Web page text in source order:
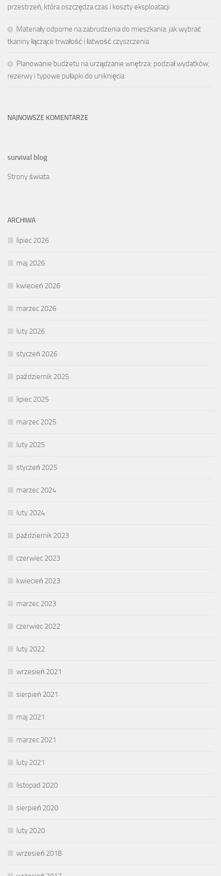
przestrzeń, która oszczędza czas i koszty eksploatacji
Materiały odporne na zabrudzenia do mieszkania: jak wybrać
tkaniny łączące trwałość i łatwość czyszczenia
Planowanie budżetu na urządzanie wnętrza: podział wydatków,
rezerwy i typowe pułapki do uniknięcia
NAJNOWSZE KOMENTARZE
survival blog
Strony świata
ARCHIWA
lipiec 2026
maj 2026
kwiecień 2026
marzec 2026
luty 2026
styczeń 2026
październik 2025
lipiec 2025
marzec 2025
luty 2025
styczeń 2025
marzec 2024
luty 2024
październik 2023
czerwiec 2023
kwiecień 2023
marzec 2023
czerwiec 2022
luty 2022
wrzesień 2021
sierpień 2021
maj 2021
marzec 2021
luty 2021
listopad 2020
sierpień 2020
luty 2020
wrzesień 2018